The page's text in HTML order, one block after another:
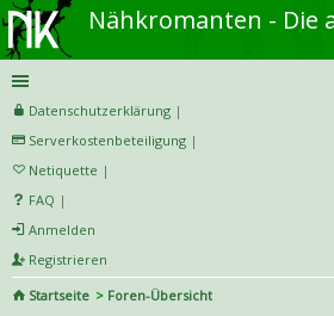
Datenschutzerklärung |
Serverkostenbeteiligung |
Netiquette |
FAQ |
Anmelden
Registrieren
Startseite
Foren-Übersicht